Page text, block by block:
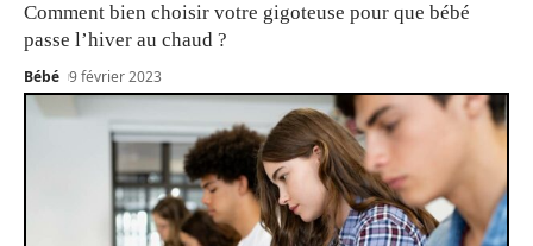
Comment bien choisir votre gigoteuse pour que bébé
passe l’hiver au chaud ?
Bébé 9 février 2023